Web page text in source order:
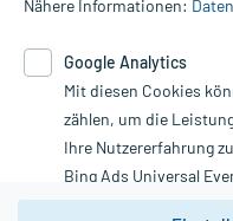
die Untersuchung und
Therapien eingeleitet
Google Analytics. Lesen
unserer
nutzen Sie das Formular:
Vertrag widerrufen
Nähere Informationen:
Google Analytics
Mit diesen Cookies
zählen, um die
Ihre Nutzererfahrung
Bing Ads Universal
Youtube-Social Plugin).